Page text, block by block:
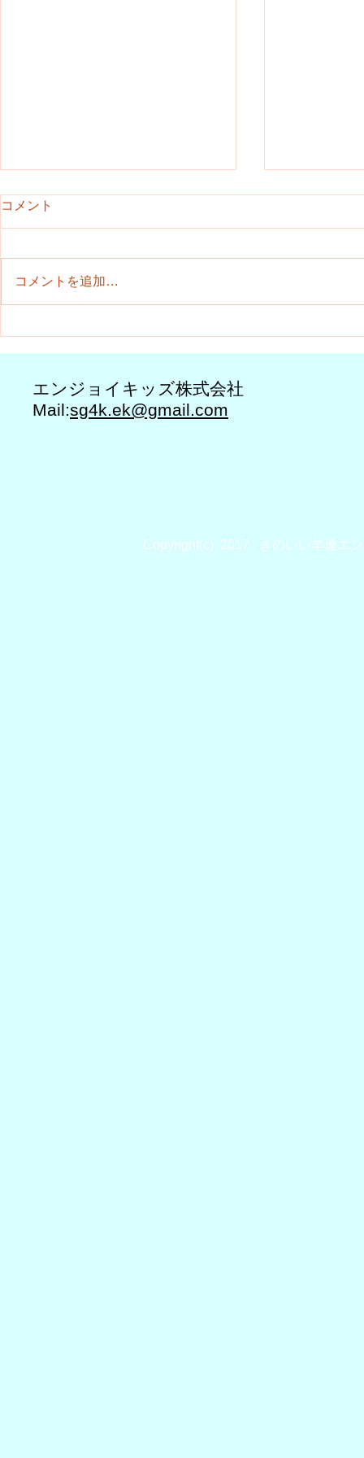
ブログお休みします
ブログしばらくお休みします。
嬉しいです。
ございます
コメント
コメントを追加…
エンジョイキッズ株式会社
Mail:sg4k.ek@gmail.com
Copyright(c) 2017 , きのいい羊達エ